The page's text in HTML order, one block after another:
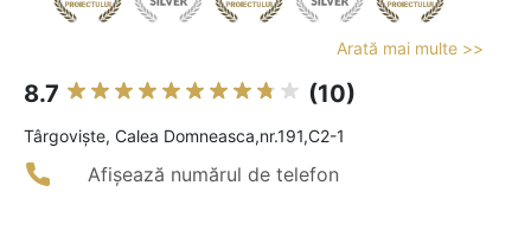
Arată mai multe >>
8.7 (10)
Târgovişte, Calea Domneasca,nr.191,C2-1
Afișează numărul de telefon